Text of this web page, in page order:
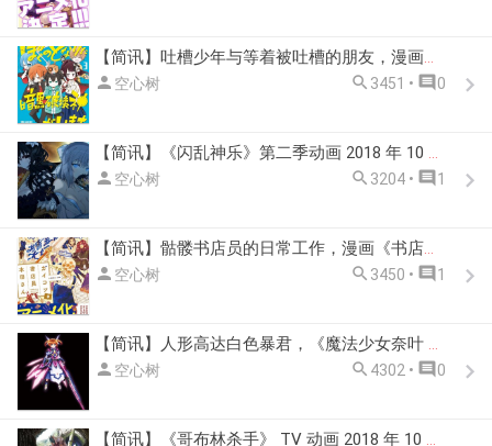
【简讯】吐槽少年与等着被吐槽的朋友，漫画《暗黑破坏神在身边》TV 动画化决定
 空心树  3451 •  0
【简讯】《闪乱神乐》第二季动画 2018 年 10 月播出
 空心树  3204 •  1
【简讯】骷髅书店员的日常工作，漫画《书店的骸骨店员本田桑》动画 2018 年 10 月播出
 空心树  3450 •  1
【简讯】人形高达白色暴君，《魔法少女奈叶 Detonation》剧场版动画 2018 年10 月 19 日上映
 空心树  4302 •  0
【简讯】《哥布林杀手》 TV 动画 2018 年 10 月播出